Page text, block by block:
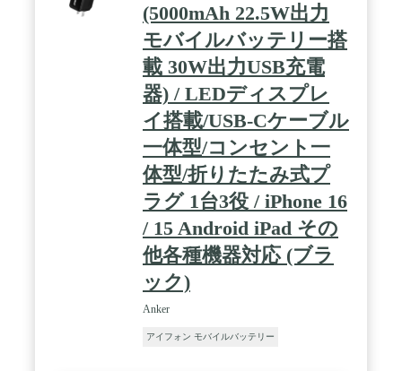
(5000mAh 22.5W出力
モバイルバッテリー搭
載 30W出力USB充電
器) / LEDディスプレ
イ搭載/USB-Cケーブル
一体型/コンセント一
体型/折りたたみ式プ
ラグ 1台3役 / iPhone 16
/ 15 Android iPad その
他各種機器対応 (ブラ
ック)
Anker
アイフォン モバイルバッテリー